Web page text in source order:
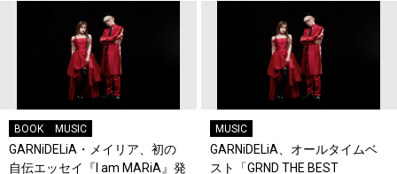
BOOK MUSIC
GARNiDELiA・メイリア、初の
自伝エッセイ『I am MARiA』発
MUSIC
GARNiDELiA、オールタイムベ
スト「GRND THE BEST